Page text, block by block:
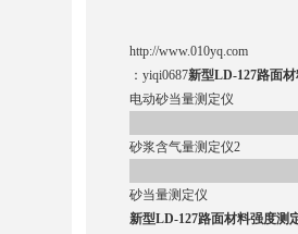
http://www.010yq.com
： yiqi0687新型LD-127路面
电动砂当量测定仪
砂浆含气量测定仪2
砂当量测定仪
新型LD-127路面材料强度测